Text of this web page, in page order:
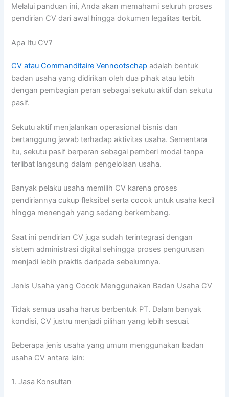
Melalui panduan ini, Anda akan memahami seluruh proses
pendirian CV dari awal hingga dokumen legalitas terbit.
Apa Itu CV?
CV atau Commanditaire Vennootschap adalah bentuk
badan usaha yang didirikan oleh dua pihak atau lebih
dengan pembagian peran sebagai sekutu aktif dan sekutu
pasif.
Sekutu aktif menjalankan operasional bisnis dan
bertanggung jawab terhadap aktivitas usaha. Sementara
itu, sekutu pasif berperan sebagai pemberi modal tanpa
terlibat langsung dalam pengelolaan usaha.
Banyak pelaku usaha memilih CV karena proses
pendiriannya cukup fleksibel serta cocok untuk usaha kecil
hingga menengah yang sedang berkembang.
Saat ini pendirian CV juga sudah terintegrasi dengan
sistem administrasi digital sehingga proses pengurusan
menjadi lebih praktis daripada sebelumnya.
Jenis Usaha yang Cocok Menggunakan Badan Usaha CV
Tidak semua usaha harus berbentuk PT. Dalam banyak
kondisi, CV justru menjadi pilihan yang lebih sesuai.
Beberapa jenis usaha yang umum menggunakan badan
usaha CV antara lain:
1. Jasa Konsultan